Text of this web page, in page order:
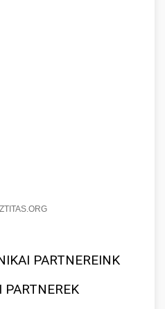
PARTNEREINK
PARTNEREK